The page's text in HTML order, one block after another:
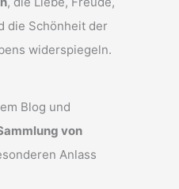
die Schönheit der
widerspiegeln.
Blog und
von
Anlass